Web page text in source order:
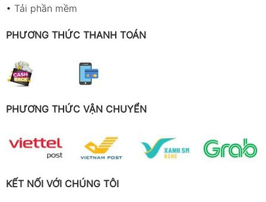
• Tải phần mềm
PHƯƠNG THỨC THANH TOÁN
PHƯƠNG THỨC VẬN CHUYỂN
KẾT NỐI VỚI CHÚNG TÔI